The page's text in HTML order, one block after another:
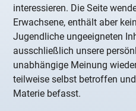
interessieren. Die Seite
Erwachsene, enthält aber
Jugendliche ungeeigneten
ausschließlich unsere
unabhängige Meinung
teilweise selbst betroffen
Materie befasst.